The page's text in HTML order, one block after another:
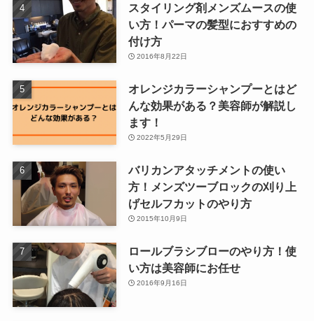
スタイリング剤メンズムースの使
い方！パーマの髪型におすすめの
付け方
2016年8月22日
オレンジカラーシャンプーとはど
んな効果がある？美容師が解説し
ます！
2022年5月29日
バリカンアタッチメントの使い
方！メンズツーブロックの刈り上
げセルフカットのやり方
2015年10月9日
ロールブラシブローのやり方！使
い方は美容師にお任せ
2016年9月16日